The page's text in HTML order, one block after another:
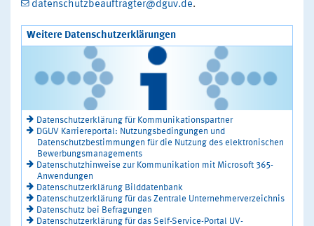
datenschutzbeauftragter@dguv.de.
Weitere Datenschutzerklärungen
Datenschutzerklärung für Kommunikationspartner
DGUV Karriereportal: Nutzungsbedingungen und
Datenschutzbestimmungen für die Nutzung des elektronischen
Bewerbungsmanagements
Datenschutzhinweise zur Kommunikation mit Microsoft 365-
Anwendungen
Datenschutzerklärung Bilddatenbank
Datenschutzerklärung für das Zentrale Unternehmerverzeichnis
Datenschutz bei Befragungen
Datenschutzerklärung für das Self-Service-Portal UV-